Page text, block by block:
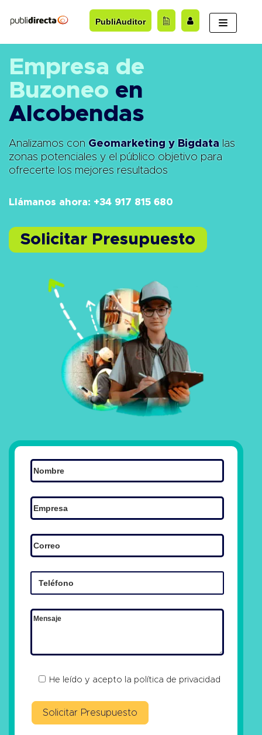
al
PubliAuditor
Empresa de
Buzoneo en
Alcobendas
Analizamos con Geomarketing y Bigdatalas
zonas potenciales y el público objetivo para
ofrecerte los mejores resultados
Llámanos ahora: +34 917 815 680
Solicitar Presupuesto
He leído y acepto la política de privacidad